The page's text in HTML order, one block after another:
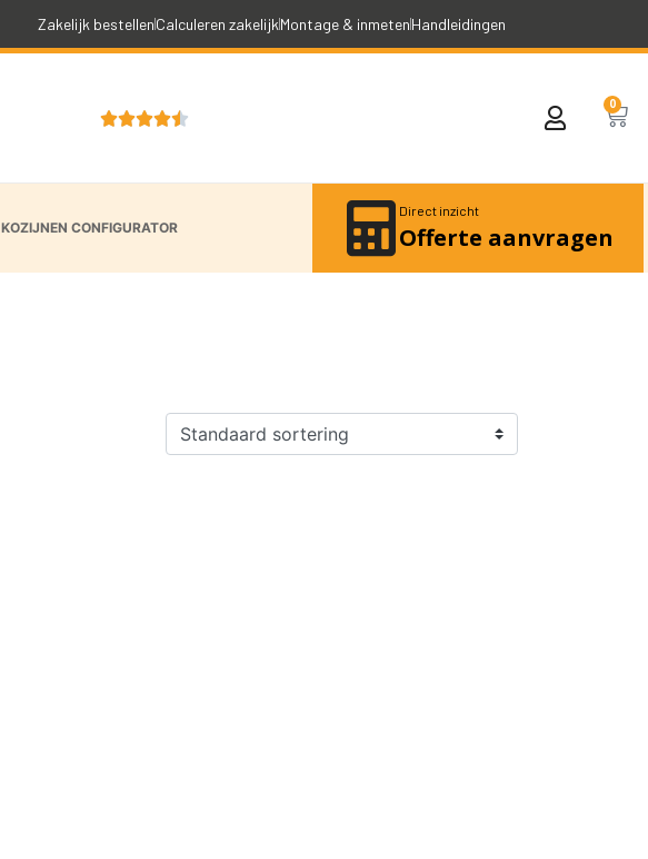
Zakelijk bestellenCalculeren zakelijkMontage & inmetenHandleidingen

0
KOZIJNEN CONFIGURATOR
Direct inzicht
Offerte aanvragen